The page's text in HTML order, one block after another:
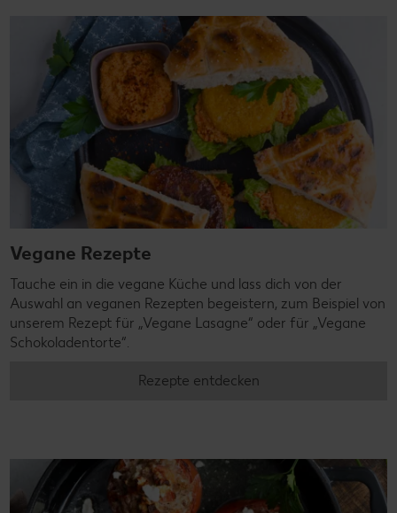
Vegane Rezepte
Tauche ein in die vegane Küche und lass dich von der
Auswahl an veganen Rezepten begeistern, zum Beispiel von
unserem Rezept für „Vegane Lasagne“ oder für „Vegane
Schokoladentorte“.
Rezepte entdecken